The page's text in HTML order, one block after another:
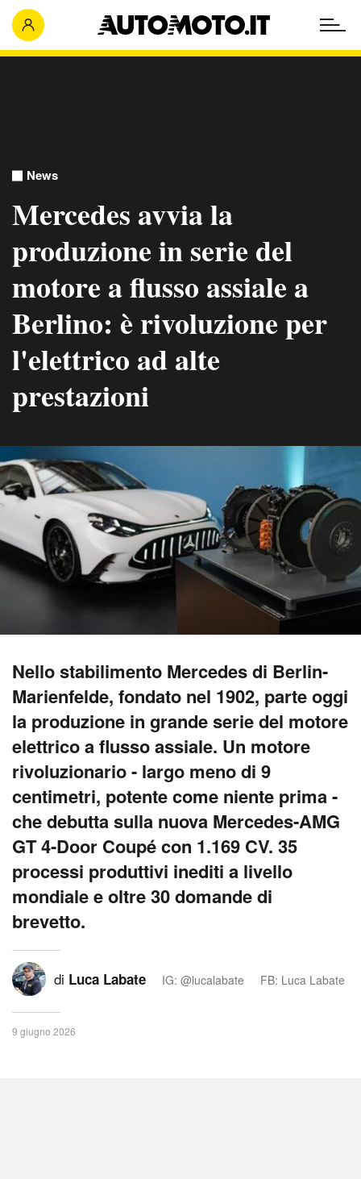
News
Mercedes avvia la
produzione in serie del
motore a flusso assiale a
Berlino: è rivoluzione per
l'elettrico ad alte
prestazioni
Nello stabilimento Mercedes di Berlin-
Marienfelde, fondato nel 1902, parte oggi
la produzione in grande serie del motore
elettrico a flusso assiale. Un motore
rivoluzionario - largo meno di 9
centimetri, potente come niente prima -
che debutta sulla nuova Mercedes-AMG
GT 4-Door Coupé con 1.169 CV. 35
processi produttivi inediti a livello
mondiale e oltre 30 domande di
brevetto.
di Luca Labate IG: @lucalabate FB: Luca Labate
9 giugno 2026